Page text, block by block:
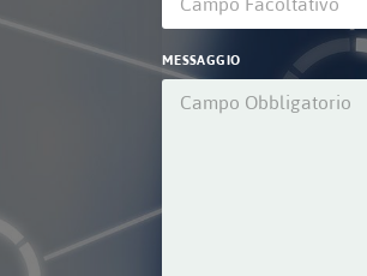
MESSAGGIO